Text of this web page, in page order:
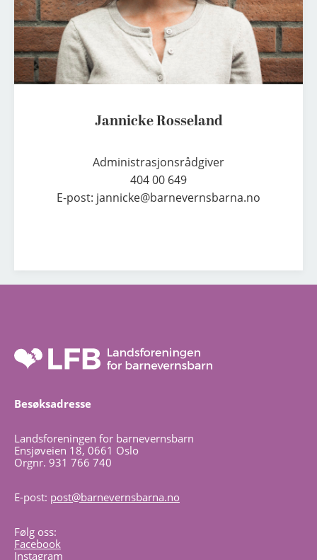
Jannicke Rosseland
Administrasjonsrådgiver
404 00 649
E-post: jannicke@barnevernsbarna.no
R
o
s
s
e
Besøksadresse
Landsforeningen for barnevernsbarn
Ensjøveien 18, 0661 Oslo
Orgnr. 931 766 740
E-post: post@barnevernsbarna.no
Følg oss:
Facebook
Instagram